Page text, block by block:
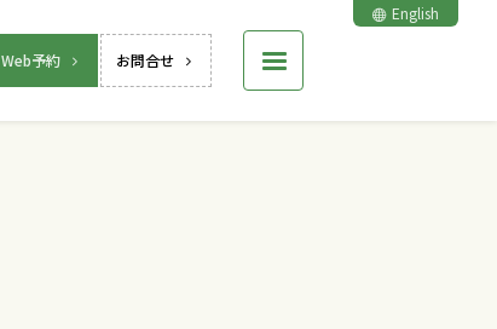
Web予約 お問合せ
English